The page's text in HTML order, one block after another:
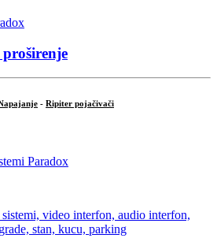
- Ripiter pojačivači